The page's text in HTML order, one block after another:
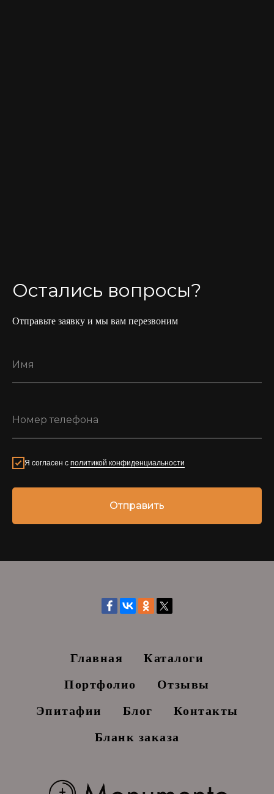
Остались вопросы?
Отправьте заявку и мы вам перезвоним
Я согласен с политикой конфиденциальности
Отправить
Главная
Каталоги
Портфолио
Отзывы
Эпитафии
Блог
Контакты
Бланк заказа